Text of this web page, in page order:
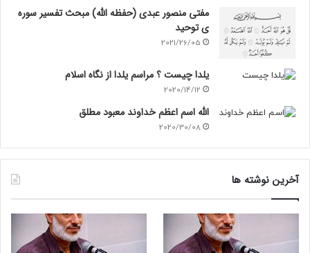
مفتی منصور عبدی (حفظه الله) مبحث تفسیر سوره
ی توحید
2021/26/05
یلدا چیست ؟ مراسم یلدا از نگاه اسلام
2020/14/12
الله اسم اعظم خداوند معبود مطلق
2020/30/08
آخرین نوشته ها